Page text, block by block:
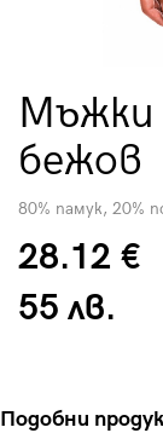
Мъжки
бежов
80% памук, 20%
28.12 €
55 лв.
Подобни